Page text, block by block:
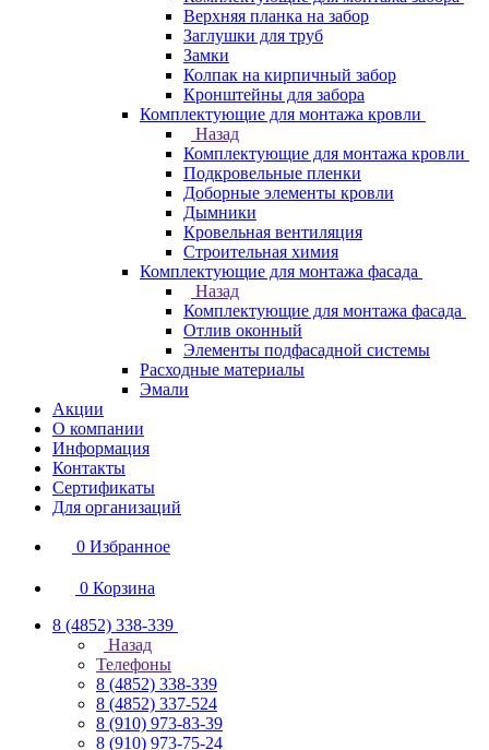
Верхняя планка на забор
Заглушки для труб
Замки
Колпак на кирпичный забор
Кронштейны для забора
Комплектующие для монтажа кровли
Назад
Комплектующие для монтажа кровли
Подкровельные пленки
Доборные элементы кровли
Дымники
Кровельная вентиляция
Строительная химия
Комплектующие для монтажа фасада
Назад
Комплектующие для монтажа фасада
Отлив оконный
Элементы подфасадной системы
Расходные материалы
Эмали
Акции
О компании
Информация
Контакты
Сертификаты
Для организаций
0 Избранное
0 Корзина
8 (4852) 338-339
Назад
Телефоны
8 (4852) 338-339
8 (4852) 337-524
8 (910) 973-83-39
8 (910) 973-75-24